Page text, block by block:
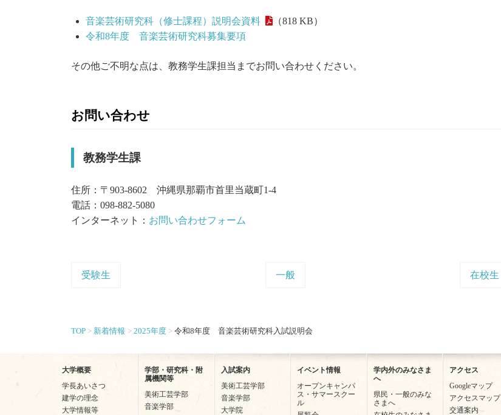
音楽芸術研究科（修士課程）説明会資料
（818 KB）
令和8年度 音楽芸術研究科募集要項
その他ご不明な点は、教務学生課担当までお問い合わせください。
お問い合わせ
教務学生課
住所：〒903-8602 沖縄県那覇市首里当蔵町1-4
電話：098-882-5080
インターネット： お問い合わせフォーム
受験生 一般 在校生
TOP 新着情報 2025年度 令和8年度 音楽芸術研究科入試説明会
大学概要
学長あいさつ
建学の理念
大学情報等
学部・研究科・附
属機関等
美術工芸学部
音楽学部
入試案内
美術工芸学部
音楽学部
大学院
イベント情報
オープンキャンパ
ス・サマースクー
ル
学内外のみなさま
へ
県民・一般のみな
さまへ
アクセス
Googleマップ
アクセスマップ
交通案内